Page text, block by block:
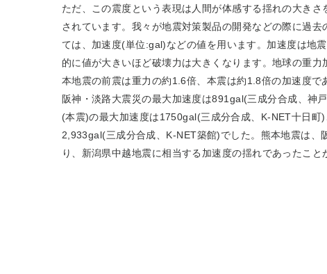
ただ、この震度という表現は人間が体感する揺れの大きさ
されています。我々が地震対策製品の開発などの際に過去
ては、加速度(単位:gal)などの値を用います。加速度は地
的に値が大きいほど破壊力は大きくなります。地球の重
本地震の前震は重力の約1.6倍、本震は約1.8倍の加速度で
阪神・淡路大震災の最大加速度は891gal(三成分合成、神
(本震)の最大加速度は1750gal(三成分合成、K-NET十日町
2,933gal(三成分合成、K-NET築館)でした。熊本地震は、
り、新潟県中越地震に相当する加速度の揺れであったこと